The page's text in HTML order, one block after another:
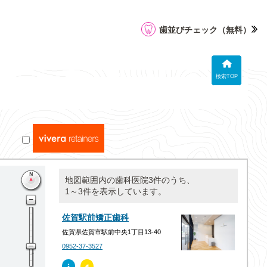
検索TOP
歯並びチェック （無料）
地図範囲内の歯科医院3件のうち、
1～3件を表示しています。
佐賀駅前矯正歯科
佐賀県佐賀市駅前中央1丁目13-40
0952-37-3527